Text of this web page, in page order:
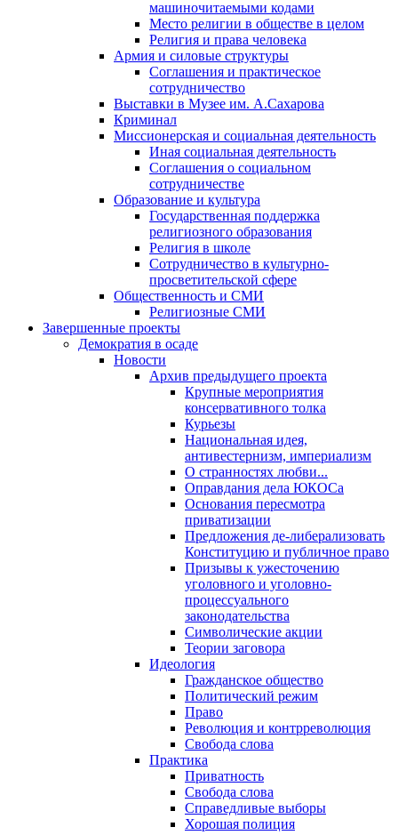
машиночитаемыми кодами
Место религии в обществе в целом
Религия и права человека
Армия и силовые структуры
Соглашения и практическое
сотрудничество
Выставки в Музее им. А.Сахарова
Криминал
Миссионерская и социальная деятельность
Иная социальная деятельность
Соглашения о социальном
сотрудничестве
Образование и культура
Государственная поддержка
религиозного образования
Религия в школе
Сотрудничество в культурно-
просветительской сфере
Общественность и СМИ
Религиозные СМИ
Завершенные проекты
Демократия в осаде
Новости
Архив предыдущего проекта
Крупные мероприятия
консервативного толка
Курьезы
Национальная идея,
антивестернизм, империализм
О странностях любви...
Оправдания дела ЮКОСа
Основания пересмотра
приватизации
Предложения де-либерализовать
Конституцию и публичное право
Призывы к ужесточению
уголовного и уголовно-
процессуального
законодательства
Символические акции
Теории заговора
Идеология
Гражданское общество
Политический режим
Право
Революция и контрреволюция
Свобода слова
Практика
Приватность
Свобода слова
Справедливые выборы
Хорошая полиция